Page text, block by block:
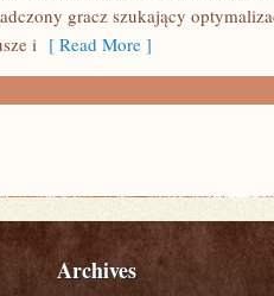
gracz szukający
i [ Read More ]
Archives